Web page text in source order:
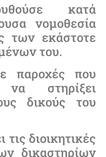
κατά
νομοθεσία
των εκάστοτε
του.
παροχές που
στηρίξει
δικούς του
διοικητικές
δικαστηρίων